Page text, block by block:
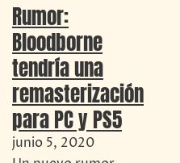
Rumor:
Bloodborne
tendría una
remasterización
para PC y PS5
junio 5, 2020